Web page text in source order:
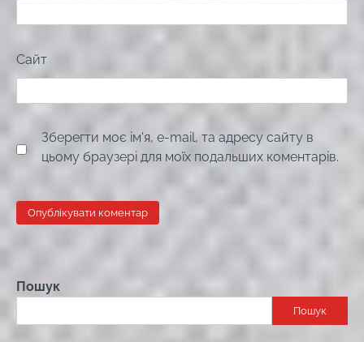
Сайт
Зберегти моє ім'я, e-mail, та адресу сайту в
цьому браузері для моїх подальших коментарів.
Пошук
Пошук